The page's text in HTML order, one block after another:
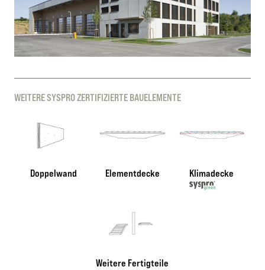
WEITERE SYSPRO ZERTIFIZIERTE BAUELEMENTE
Doppelwand Elementdecke Klimadecke
Weitere Fertigteile